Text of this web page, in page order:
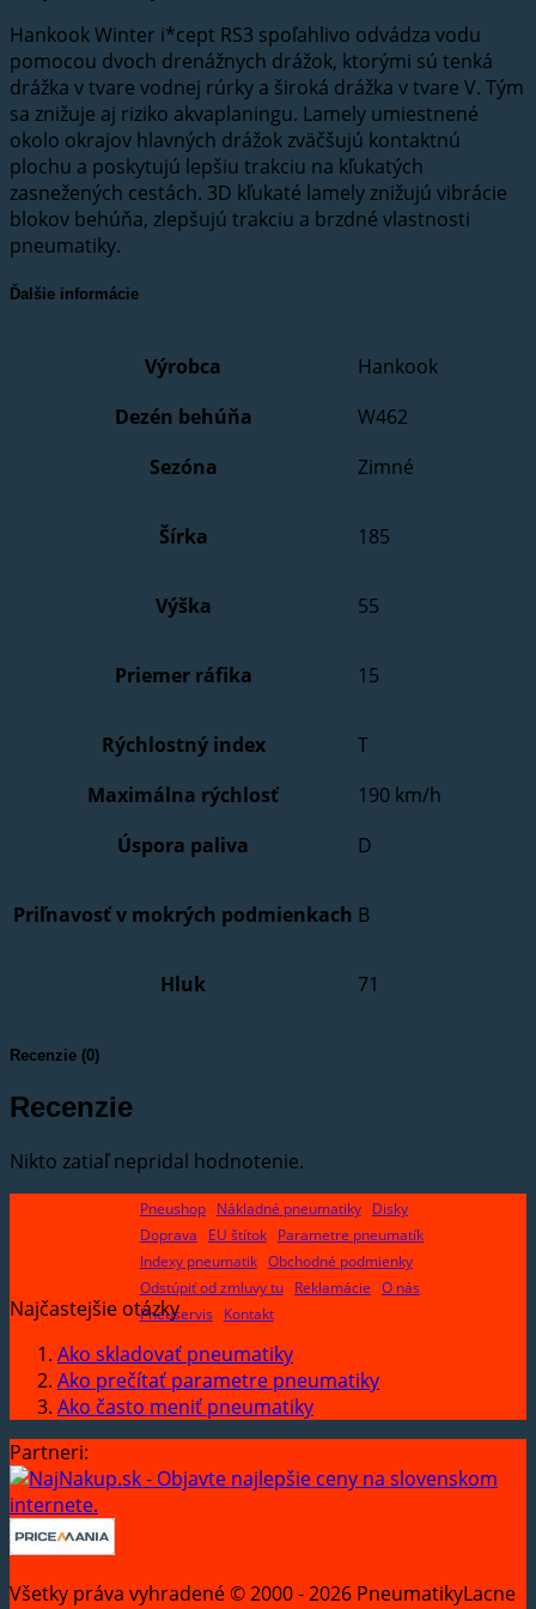
Hankook Winter i*cept RS3 spoľahlivo odvádza vodu
pomocou dvoch drenážnych drážok, ktorými sú tenká
drážka v tvare vodnej rúrky a široká drážka v tvare V. Tým
sa znižuje aj riziko akvaplaningu. Lamely umiestnené
okolo okrajov hlavných drážok zväčšujú kontaktnú
plochu a poskytujú lepšiu trakciu na kľukatých
zasnežených cestách. 3D kľukaté lamely znižujú vibrácie
blokov behúňa, zlepšujú trakciu a brzdné vlastnosti
pneumatiky.
Ďalšie informácie
Výrobca
Hankook
Dezén behúňa
W462
Sezóna
Zimné
Šírka 185
Výška 55
Priemer ráfika 15
Rýchlostný index
T
Maximálna rýchlosť
190 km/h
Úspora paliva
D
Priľnavosť v mokrých podmienkach B
Hluk 71
Recenzie (0)
Recenzie
Nikto zatiaľ nepridal hodnotenie.
Pneushop Nákladné pneumatiky
Disky
Doprava
EU štítok
Parametre pneumatík
Indexy pneumatik Obchodné podmienky
Odstúpiť od zmluvy tu
Reklamácie O nás
Pneuservis
Kontakt
Najčastejšie otázky
Ako skladovať pneumatiky
Ako prečítať parametre pneumatiky
Ako často meniť pneumatiky
Partneri:
Všetky práva vyhradené © 2000 - 2026 PneumatikyLacne